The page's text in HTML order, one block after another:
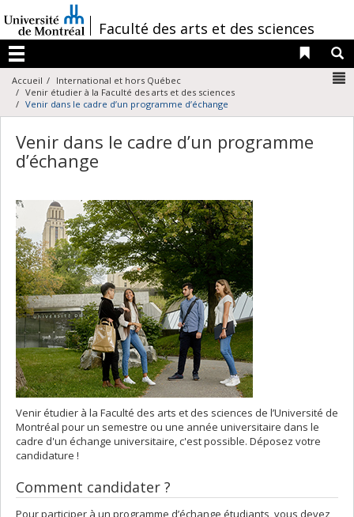
au
contenu
/Faculté des arts et des sciences
Menu
Liens
Accueil
International et hors Québec
Venir étudier à la Faculté des arts et des sciences
Venir dans le cadre d’un programme d’échange
Venir dans le cadre d’un programme
d’échange
Venir étudier à la Faculté des arts et des sciences de l’Université de
Montréal pour un semestre ou une année universitaire dans le
cadre d'un échange universitaire, c'est possible. Déposez votre
candidature !
Comment candidater ?
Pour participer à un programme d’échange étudiants, vous devez